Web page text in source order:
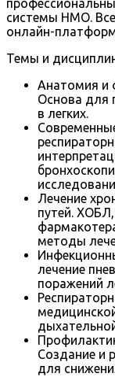
системы НМО.
онлайн-
Темы и
Анатомия и
Основа для
в легких.
Лечение
путей.
методы
лечение
поражений
Создание и
для